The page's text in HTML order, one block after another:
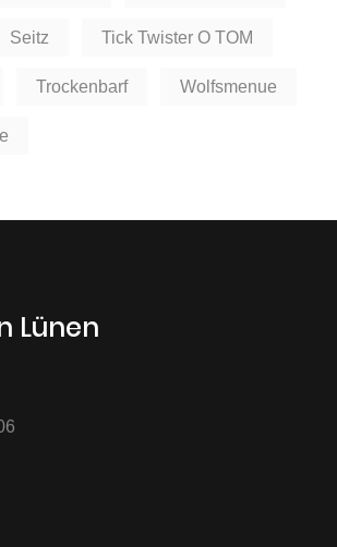
Seitz Tick Twister O TOM
Trockenbarf Wolfsmenue
Lünen